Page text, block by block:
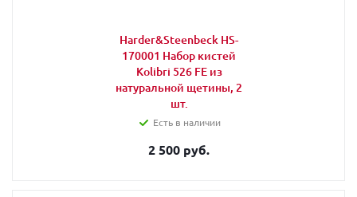
Harder&Steenbeck HS-
170001 Набор кистей
Kolibri 526 FE из
натуральной щетины, 2
шт.
Есть в наличии
2 500 руб.